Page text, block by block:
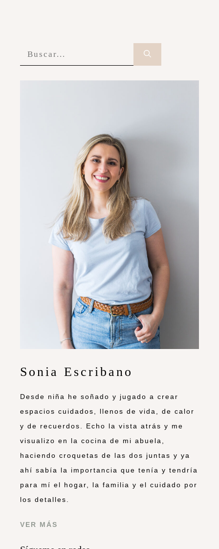
Sonia Escribano
Desde niña he soñado y jugado a crear
espacios cuidados, llenos de vida, de calor
y de recuerdos. Echo la vista atrás y me
visualizo en la cocina de mi abuela,
haciendo croquetas de las dos juntas y ya
ahí sabía la importancia que tenía y tendría
para mí el hogar, la familia y el cuidado por
los detalles.
VER MÁS